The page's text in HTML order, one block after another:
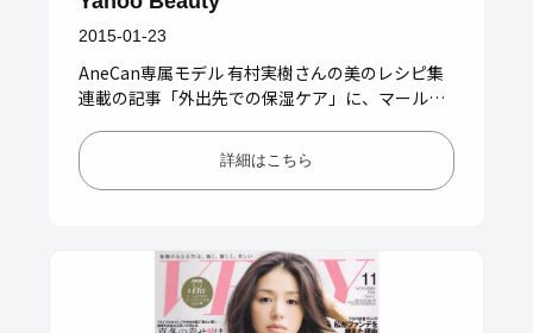
2015-01-23
AneCan専属モデル 有村実樹さんの美のレシピ集
連載の記事「外出先での保湿ケア」に、マールア
おりました!外出先…
詳細はこちら